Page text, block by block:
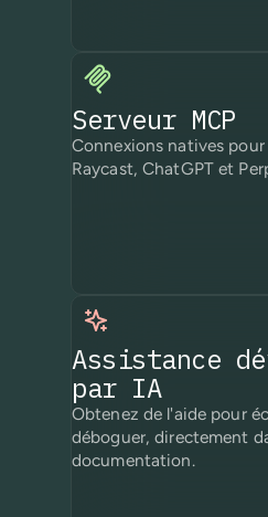
Serveur MCP
Connexions natives pour
Raycast, ChatGPT et
Assistance
par IA
Obtenez de l'aide pour
déboguer, directement
documentation.